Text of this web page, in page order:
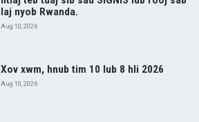
laj nyob Rwanda.
Aug 10, 2026
Xov xwm, hnub tim 10 lub 8 hli 2026
Aug 10, 2026